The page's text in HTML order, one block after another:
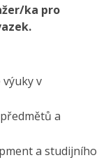
ka pro
v
a
a studijního